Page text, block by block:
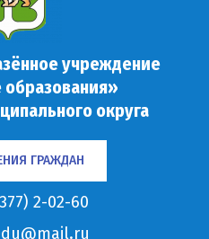
учреждение
округа
ГРАЖДАН
2-02-60